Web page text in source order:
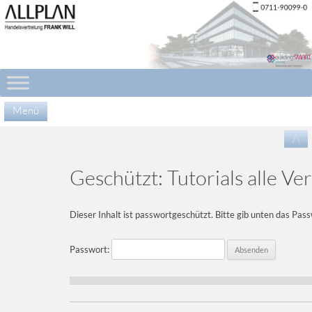
Menü
/\
Geschützt: Tutorials alle
Dieser Inhalt ist passwortgeschützt. Bitte gib unten das
Passwort: